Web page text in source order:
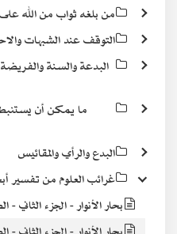
من بلغه ثواب من الله
التوقف عند الشبهات
البدعة والسنة
ما يمكن أن
البدع والرأي والمقائيس
غرائب العلوم من تفسير
بحار الأنوار - الجزء الثاني -